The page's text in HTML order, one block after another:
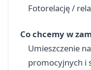
Fotorelację /
Co chcemy w
Umieszczenie
promocyjnych i